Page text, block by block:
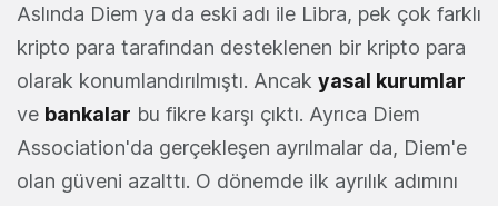
Aslında Diem ya da eski adı ile Libra, pek çok farklı
kripto para tarafından desteklenen bir kripto para
olarak konumlandırılmıştı. Ancak yasal kurumlar
ve bankalar bu fikre karşı çıktı. Ayrıca Diem
Association'da gerçekleşen ayrılmalar da, Diem'e
olan güveni azalttı. O dönemde ilk ayrılık adımını